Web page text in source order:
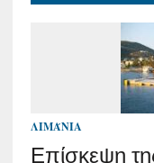
ΛΙΜΆΝΙΑ
Επίσκεψη